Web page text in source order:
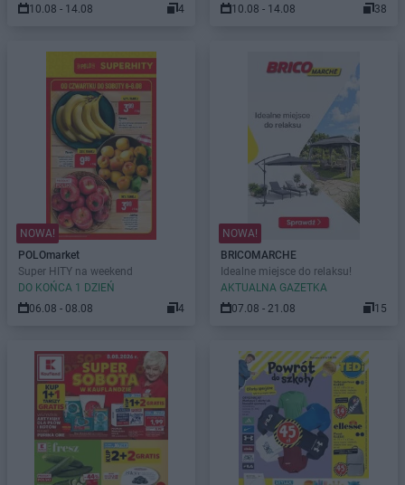
10.08 - 14.08
4
10.08 - 14.08
38
NOWA!
POLOmarket
Super HITY na weekend
DO KOŃCA 1 DZIEŃ
06.08 - 08.08
4
NOWA!
BRICOMARCHE
Idealne miejsce do relaksu!
AKTUALNA GAZETKA
07.08 - 21.08
15